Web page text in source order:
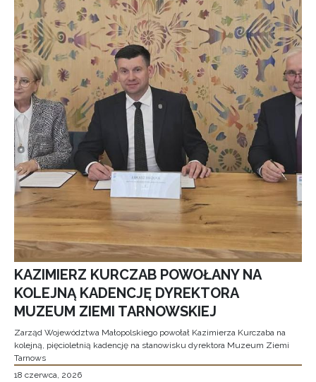
KAZIMIERZ KURCZAB POWOŁANY NA
KOLEJNĄ KADENCJĘ DYREKTORA
MUZEUM ZIEMI TARNOWSKIEJ
Zarząd Województwa Małopolskiego powołał Kazimierza Kurczaba na
kolejną, pięcioletnią kadencję na stanowisku dyrektora Muzeum Ziemi
Tarnows
18 czerwca, 2026